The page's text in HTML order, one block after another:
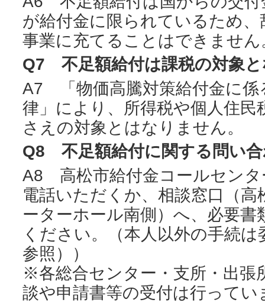
が給付金に限られているため
事業に充てることはできません
Q7 不足額給付は課税の対象
A7 「物価高騰対策給付金に係
律」により、所得税や個人住
さえの対象とはなりません。
Q8 不足額給付に関する問い
A8 高松市給付金コールセンタ
電話いただくか、相談窓口（
ーターホール南側）へ、必要
ください。（本人以外の手続
参照））
※各総合センター・支所・出張
談や申請書等の受付は行ってい